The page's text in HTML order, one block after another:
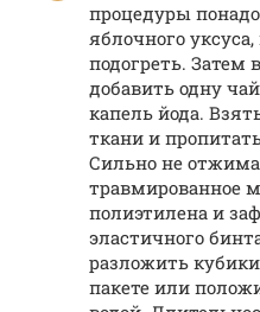
процедуры
яблочного
подогреть. Затем
добавить одну
капель йода.
ткани и
Сильно не
травмированное
полиэтилена и
эластичного
разложить
пакете или